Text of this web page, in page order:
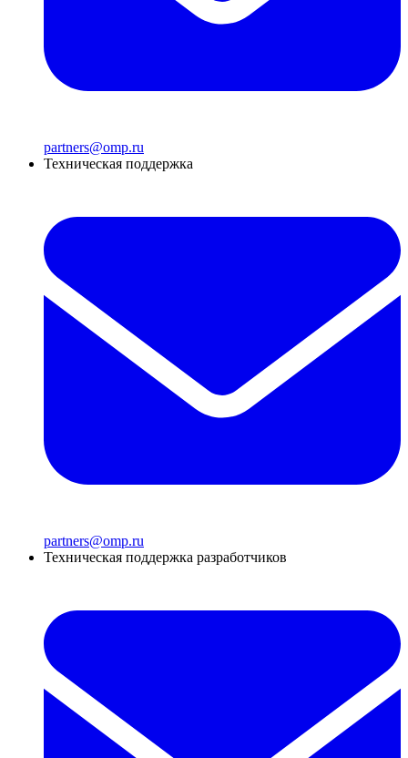
partners@omp.ru
Техническая поддержка
partners@omp.ru
Техническая поддержка разработчиков